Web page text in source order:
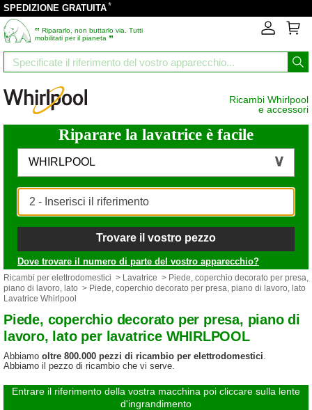
SPEDIZIONE GRATUITA*
‟ Ripararlo, non buttarlo via. Tutti
mobilitati per il pianeta ”
Ricambi Whirlpool
e accessori
Riparare la lavatrice è facile
WHIRLPOOL
Trovare il vostro pezzo
Dove trovare il numero di parte del vostro apparecchio?
Ricambi per elettrodomestici > Lavatrice > Piede, coperchio decorato per presa,
piano di lavoro, lato > Piede, coperchio decorato per presa, piano di lavoro, lato
Lavatrice Whirlpool
Piede, coperchio decorato per presa, piano di
lavoro, lato per lavatrice WHIRLPOOL
Abbiamo oltre 800.000 pezzi di ricambio per elettrodomestici.
Abbiamo il pezzo di ricambio che vi serve.
Entrare il riferimento della vostra macchina poi cliccare sulla lente
d'ingrandimento